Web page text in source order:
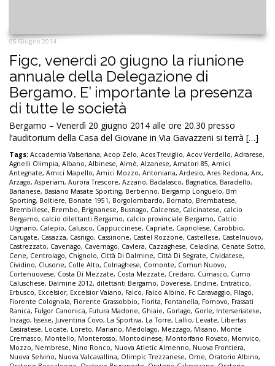
05 Giugno 2014
Figc, venerdì 20 giugno la riunione
annuale della Delegazione di
Bergamo. E’ importante la presenza
di tutte le società
Bergamo – Venerdì 20 giugno 2014 alle ore 20.30 presso
l’auditorium della Casa del Giovane in Via Gavazzeni si terrà […]
Tags: Accademia Valseriana, Acop Zelo, Acos Treviglio, Acov Verdello, Adrarese,
Agnelli Olimpia, Albano, Albinese, Almè, Alzanese, Amatori 85, Amici
Antegnate, Amici Mapello, Amici Mozzo, Antoniana, Ardesio, Ares Redona, Arx,
Arzago, Asperiam, Aurora Trescore, Azzano, Badalasco, Bagnatica, Baradello,
Barianese, Basiano Masate Sporting, Berbenno, Bergamp Longuelo, Bm
Sporting, Boltiere, Bonate 1951, Borgolombardo, Bornato, Brembatese,
Brembillese, Brembo, Brignanese, Busnago, Calcense, Calcinatese, calcio
Bergamo, calcio dilettanti Bergamo, calcio provinciale Bergamo, Calcio
Urgnano, Calepio, Calusco, Cappuccinese, Capriate, Capriolese, Carobbio,
Carugate, Casazza, Casnigo, Cassinone, Castel Rozzone, Castellese, Castelnuovo,
Castrezzato, Cavenago, Cavernago, Cavlera, Cazzaghese, Celadina, Cenate Sotto,
Cene, Centrolago, Chignolo, Città Di Dalmine, Città Di Segrate, Cividatese,
Cividino, Clusone, Colle Alto, Colnaghese, Comonte, Comun Nuovo,
Cortenuovese, Costa Di Mezzate, Costa Mezzate, Credaro, Curnasco, Curno
Caluschese, Dalmine 2012, dilettanti Bergamo, Doverese, Endine, Entratico,
Erbusco, Excelsior, Excelsior Vaiano, Falco, Falco Albino, Fc Caravaggio, Filago,
Fiorente Colognola, Fiorente Grassobbio, Fiorita, Fontanella, Fornovo, Frassati
Ranica, Fulgor Canonica, Futura Madone, Ghiaie, Gorlago, Gorle, Interseriatese,
Inzago, Issese, Juventina Covo, La Sportiva, La Torre, Lallio, Levate, Libertas
Casiratese, Locate, Loreto, Mariano, Medolago, Mezzago, Misano, Monte
Cremasco, Montello, Monterosso, Montodinese, Montorfano Rovato, Monvico,
Mozzo, Nembrese, Nino Ronco, Nuova Atletic Almenno, Nuova Frontiera,
Nuova Selvino, Nuova Valcavallina, Olimpic Trezzanese, Ome, Oratorio Albino,